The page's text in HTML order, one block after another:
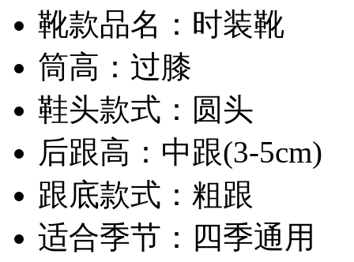
靴款品名：时装靴
筒高：过膝
鞋头款式：圆头
后跟高：中跟(3-5cm)
跟底款式：粗跟
适合季节：四季通用